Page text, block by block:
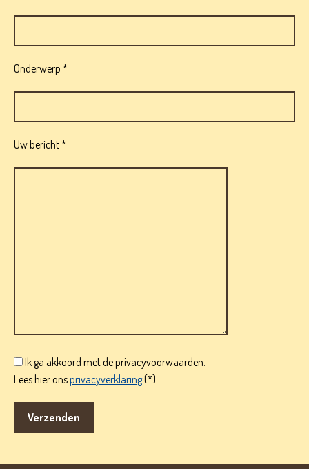
Onderwerp *
Uw bericht *
Ik ga akkoord met de privacyvoorwaarden.
Lees hier onsprivacyverklaring(*)